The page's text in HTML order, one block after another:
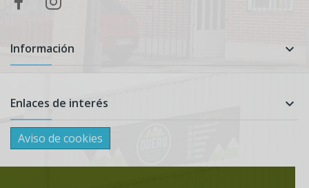
Información 
Enlaces de interés 
Aviso de cookies